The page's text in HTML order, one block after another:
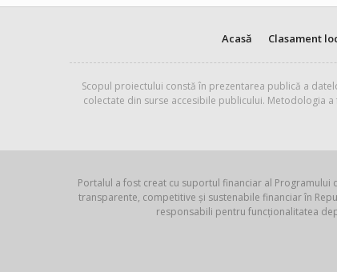
Acasă Clasament
Scopul proiectului constă în prezentarea publică a
colectate din surse accesibile publicului. Metodologia
Portalul a fost creat cu suportul financiar al Programului
transparente, competitive și sustenabile financiar în
responsabili pentru funcționalitatea